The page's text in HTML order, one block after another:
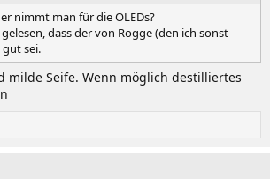
nimmt man für die OLEDs?
dass der von Rogge (den ich sonst
sei.
milde Seife. Wenn möglich destilliertes